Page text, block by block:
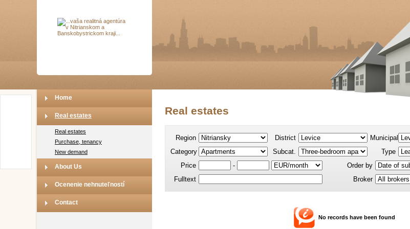
Home
Real estates
Real estates
Purchase, tenancy
New demand
About Us
Ocenenie nehnuteľností
Contact
Real estates
Region District
Municipality
Category
Subcat.
Type
Price
-
Order by
Fulltext
Broker
No records have been found